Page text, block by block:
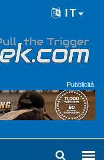
IT
Pubblicità